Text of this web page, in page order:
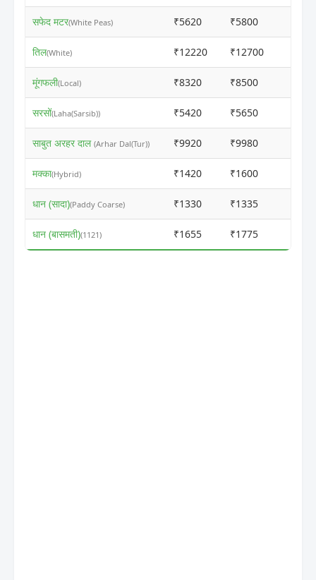
सफेद मटर(White Peas) ₹5620 ₹5800
तिल(White) ₹12220 ₹12700
मूंगफली(Local) ₹8320 ₹8500
सरसों(Laha(Sarsib)) ₹5420 ₹5650
साबुत अरहर दाल (Arhar Dal(Tur)) ₹9920 ₹9980
मक्का(Hybrid) ₹1420 ₹1600
धान (सादा)(Paddy Coarse) ₹1330 ₹1335
धान (बासमती)(1121) ₹1655 ₹1775